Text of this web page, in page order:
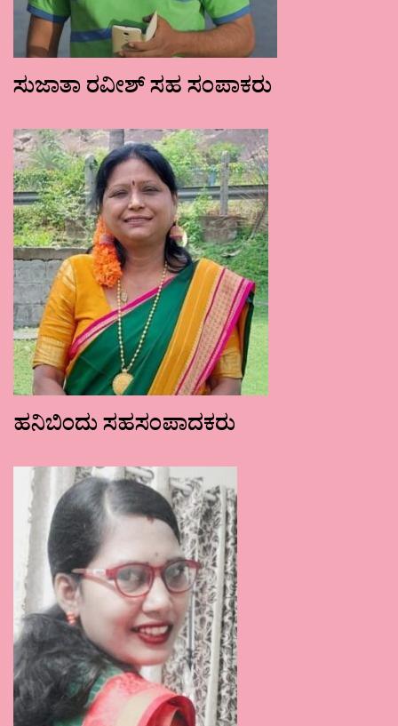
ಸುಜಾತಾ ರವೀಶ್ ಸಹ ಸಂಪಾಕರು
ಹನಿಬಿಂದು ಸಹಸಂಪಾದಕರು